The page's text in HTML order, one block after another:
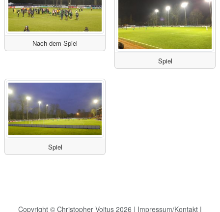
Nach dem Spiel
Spiel
Spiel
Copyright © Christopher Voitus 2026 | Impressum/Kontakt |